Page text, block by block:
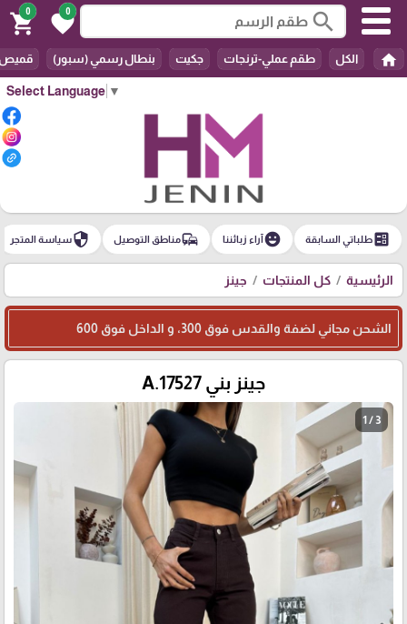
Select Language ▼
search
0
favorite
0
shopping_cart
home الكل طقم عملي-ترنجات جكيت بنطال رسمي (سبور)
ballotطلباتي السابقة emoji_emotionsآراء زبائننا commuteمناطق التوصيل securityسياسة المتجر
الرئيسية كل المنتجات جينز
الشحن مجاني لضفة والقدس فوق 300، و الداخل فوق 600
جينز بني A.17527
1 / 3